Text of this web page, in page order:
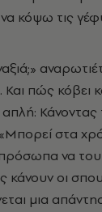
κόψω τις
πώς κόβει
απλή:
«Μπορεί στα
να
κάνουν οι
μια